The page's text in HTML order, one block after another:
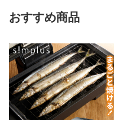
おすすめ商品